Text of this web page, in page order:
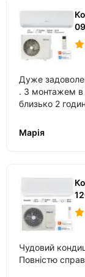
Дуже
. З монтажем в даній фірмі , встановлення зайняло
близько 2 годин , також допомогли
Марія
Чудовий